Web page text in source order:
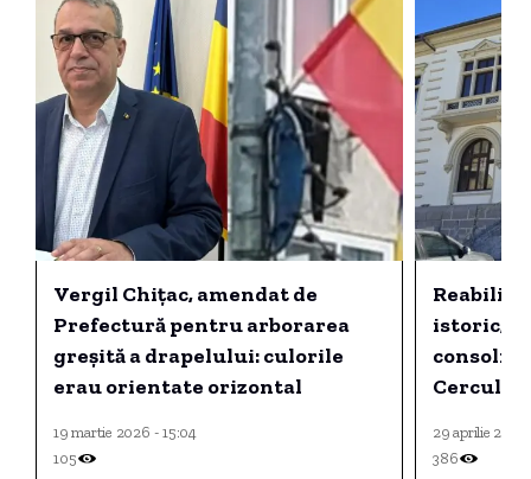
Vergil Chițac, amendat de
Prefectură pentru arborarea
greșită a drapelului: culorile
erau orientate orizontal
19 martie 2026 - 15:04
105
istoric,
Cercului
29 aprilie 2025
386